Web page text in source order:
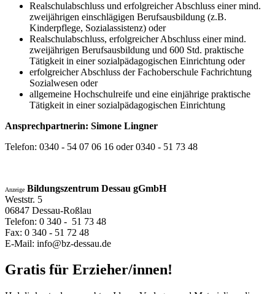
Realschulabschluss und erfolgreicher Abschluss einer mind.
zweijährigen einschlägigen Berufsausbildung (z.B.
Kinderpflege, Sozialassistenz) oder
Realschulabschluss, erfolgreicher Abschluss einer mind.
zweijährigen Berufsausbildung und 600 Std. praktische
Tätigkeit in einer sozialpädagogischen Einrichtung oder
erfolgreicher Abschluss der Fachoberschule Fachrichtung
Sozialwesen oder
allgemeine Hochschulreife und eine einjährige praktische
Tätigkeit in einer sozialpädagogischen Einrichtung
Ansprechpartnerin: Simone Lingner
Telefon: 0340 - 54 07 06 16 oder 0340 - 51 73 48
Anzeige Bildungszentrum Dessau gGmbH
Weststr. 5
06847 Dessau-Roßlau
Telefon: 0 340 - 51 73 48
Fax: 0 340 - 51 72 48
E-Mail: info@bz-dessau.de
Gratis für Erzieher/innen!